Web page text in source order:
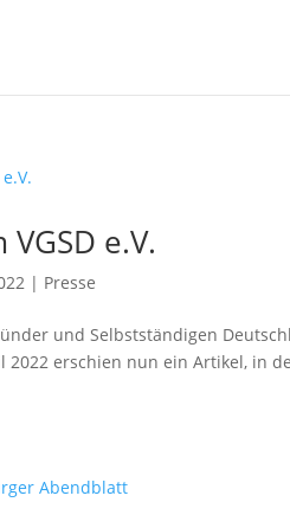
e.V.
| Presse
und Selbstständigen
2022 erschien nun ein Artikel, in